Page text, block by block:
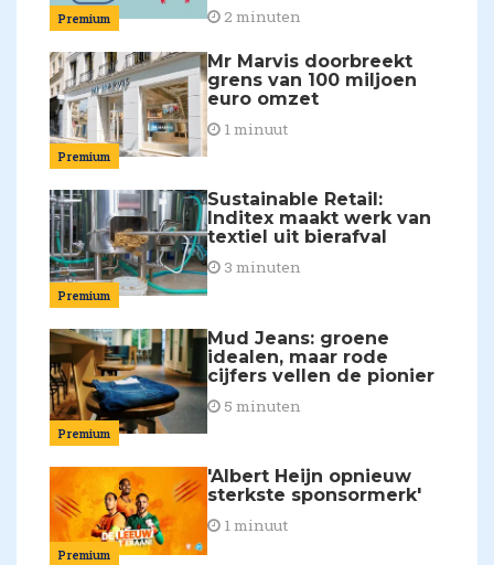
Premium 2 minuten
Premium
Mr Marvis doorbreekt
grens van 100 miljoen
euro omzet
1 minuut
Premium
Sustainable Retail:
Inditex maakt werk van
textiel uit bierafval
3 minuten
Premium
Mud Jeans: groene
idealen, maar rode
cijfers vellen de pionier
5 minuten
Premium
'Albert Heijn opnieuw
sterkste sponsormerk'
1 minuut